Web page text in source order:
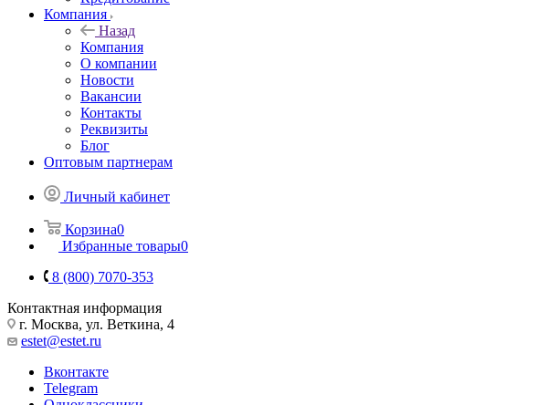
Компания
Назад
Компания
О компании
Новости
Вакансии
Контакты
Реквизиты
Блог
Оптовым партнерам
Личный кабинет
Корзина0
Избранные товары0
8 (800) 7070-353
Контактная информация
г. Москва, ул. Веткина, 4
estet@estet.ru
Вконтакте
Telegram